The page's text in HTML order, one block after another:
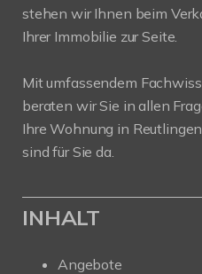
stehen wir Ihnen beim
Ihrer Immobilie zur Seite.
Mit umfassendem
beraten wir Sie in allen
Ihre Wohnung in
sind für Sie da.
INHALT
Angebote